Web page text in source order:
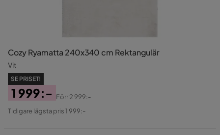
Cozy Ryamatta 240x340 cm Rektangulär
Vit
SE PRISET!
Pris
1 999:-
Original
Förr2 999:-
Tidigare lägsta pris 1 999:-